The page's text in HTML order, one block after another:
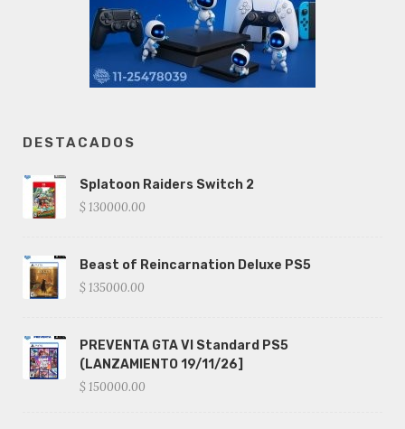
DESTACADOS
Splatoon Raiders Switch 2
$ 130000.00
Beast of Reincarnation Deluxe PS5
$ 135000.00
PREVENTA GTA VI Standard PS5
(LANZAMIENTO 19/11/26]
$ 150000.00